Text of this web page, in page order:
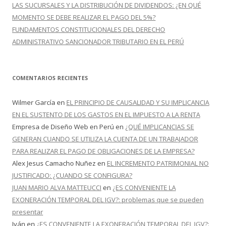
LAS SUCURSALES Y LA DISTRIBUCIÓN DE DIVIDENDOS: ¿EN QUÉ
MOMENTO SE DEBE REALIZAR EL PAGO DEL 5%?
FUNDAMENTOS CONSTITUCIONALES DEL DERECHO
ADMINISTRATIVO SANCIONADOR TRIBUTARIO EN EL PERÚ
COMENTARIOS RECIENTES
Wilmer García en EL PRINCIPIO DE CAUSALIDAD Y SU IMPLICANCIA
EN EL SUSTENTO DE LOS GASTOS EN EL IMPUESTO A LA RENTA
Empresa de Diseño Web en Perú en ¿QUÉ IMPLICANCIAS SE
GENERAN CUANDO SE UTILIZA LA CUENTA DE UN TRABAJADOR
PARA REALIZAR EL PAGO DE OBLIGACIONES DE LA EMPRESA?
Alex Jesus Camacho Nuñez en EL INCREMENTO PATRIMONIAL NO
JUSTIFICADO: ¿CUANDO SE CONFIGURA?
JUAN MARIO ALVA MATTEUCCI en ¿ES CONVENIENTE LA
EXONERACIÓN TEMPORAL DEL IGV?: problemas que se pueden
presentar
Iván en ¿ES CONVENIENTE LA EXONERACIÓN TEMPORAL DEL IGV?: